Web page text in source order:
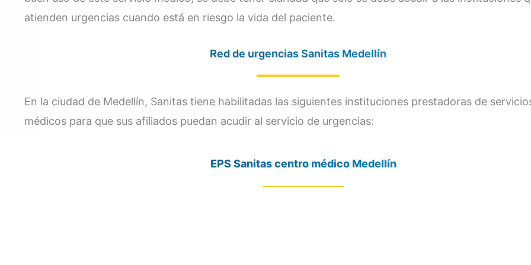
atienden urgencias cuando está en riesgo la vida del paciente.
Red de urgencias Sanitas Medellín
En la ciudad de Medellín, Sanitas tiene habilitadas las siguientes instituciones prestadoras de
médicos para que sus afiliados puedan acudir al servicio de urgencias:
EPS Sanitas centro médico Medellín